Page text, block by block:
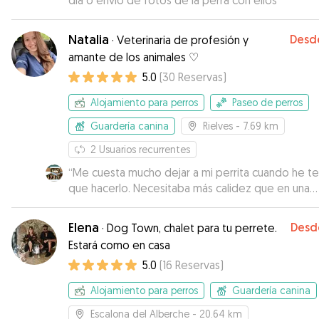
Natalia · Veterinaria de profesión y
amante de los animales ♡
5.0 (30 Reservas)
Alojamiento para perros
Paseo de perros
Guardería canina
Rielves - 7.69 km
2 Usuarios recurrentes
“Me cuesta mucho dejar a mi perrita cuando he
que hacerlo. Necesitaba más calidez que en una
residencia canina. Con Natalia estuve en todo
momento informada sobre mi perrita (mensajes,
vídeos, etc). Dejé a Danke ya con un problemilla
piel, y Natalia fue rápida y eficaz en gestionarlo y
poderle aliviar, agradecí sus consejos y nos
coordinamos perfectamente las dos. Me daba
tranquilidad saber que la estaba cuidando y
atendiendo como parte de su familia, siendo
Elena · Dog Town, chalet para tu perrete.
Estará como en casa
5.0 (16 Reservas)
Alojamiento para perros
Guardería canina
Escalona del Alberche - 20.64 km